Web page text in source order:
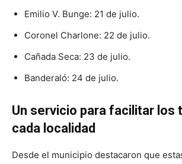
Emilio V. Bunge: 21 de julio.
Coronel Charlone: 22 de julio.
Cañada Seca: 23 de julio.
Banderaló: 24 de julio.
Un servicio para facilitar los
cada localidad
Desde el municipio destacaron que